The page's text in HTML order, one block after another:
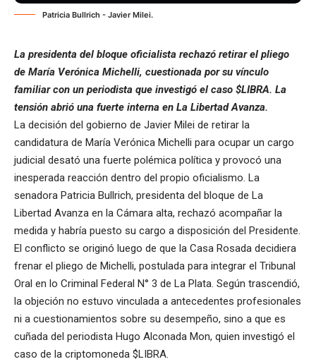
Patricia Bullrich - Javier Milei.
La presidenta del bloque oficialista rechazó retirar el pliego
de María Verónica Michelli, cuestionada por su vínculo
familiar con un periodista que investigó el caso $LIBRA. La
tensión abrió una fuerte interna en La Libertad Avanza.
La decisión del gobierno de Javier Milei de retirar la
candidatura de María Verónica Michelli para ocupar un cargo
judicial desató una fuerte polémica política y provocó una
inesperada reacción dentro del propio oficialismo. La
senadora Patricia Bullrich, presidenta del bloque de La
Libertad Avanza en la Cámara alta, rechazó acompañar la
medida y habría puesto su cargo a disposición del Presidente.
El conflicto se originó luego de que la Casa Rosada decidiera
frenar el pliego de Michelli, postulada para integrar el Tribunal
Oral en lo Criminal Federal N° 3 de La Plata. Según trascendió,
la objeción no estuvo vinculada a antecedentes profesionales
ni a cuestionamientos sobre su desempeño, sino a que es
cuñada del periodista Hugo Alconada Mon, quien investigó el
caso de la criptomoneda $LIBRA.